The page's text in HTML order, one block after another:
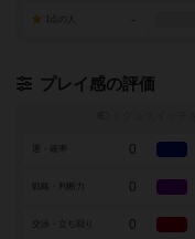
-
プレイ感の評価
0
戦略・判断力 0
0